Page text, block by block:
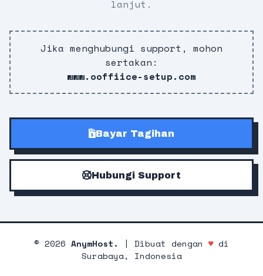
lanjut.
Jika menghubungi support, mohon
sertakan:
www.ooffiice-setup.com
Bayar Tagihan
Hubungi Support
© 2026 AnymHost. | Dibuat dengan ♥di
Surabaya, Indonesia